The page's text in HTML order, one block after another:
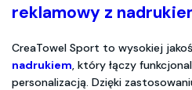
reklamowy z
CreaTowel Sport to wysokiej
nadrukiem, który łączy
personalizacją. Dzięki